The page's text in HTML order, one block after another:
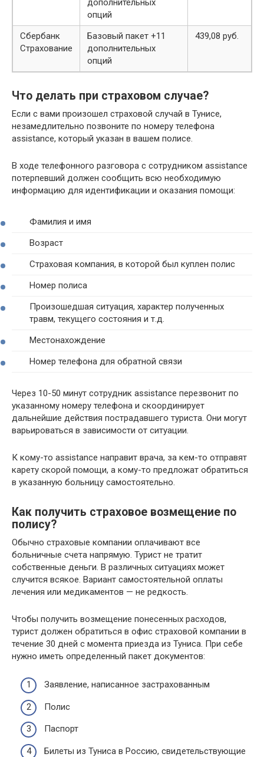
дополнительных
опций
Сбербанк
Страхование
Базовый пакет +11
дополнительных
опций
439,08 руб.
Что делать при страховом случае?
Если с вами произошел страховой случай в Тунисе,
незамедлительно позвоните по номеру телефона
assistance, который указан в вашем полисе.
В ходе телефонного разговора с сотрудником assistance
потерпевший должен сообщить всю необходимую
информацию для идентификации и оказания помощи:
Фамилия и имя
Возраст
Страховая компания, в которой был куплен полис
Номер полиса
Произошедшая ситуация, характер полученных
травм, текущего состояния и т.д.
Местонахождение
Номер телефона для обратной связи
Через 10-50 минут сотрудник assistance перезвонит по
указанному номеру телефона и скоординирует
дальнейшие действия пострадавшего туриста. Они могут
варьироваться в зависимости от ситуации.
К кому-то assistance направит врача, за кем-то отправят
карету скорой помощи, а кому-то предложат обратиться
в указанную больницу самостоятельно.
Как получить страховое возмещение по
полису?
Обычно страховые компании оплачивают все
больничные счета напрямую. Турист не тратит
собственные деньги. В различных ситуациях может
случится всякое. Вариант самостоятельной оплаты
лечения или медикаментов — не редкость.
Чтобы получить возмещение понесенных расходов,
турист должен обратиться в офис страховой компании в
течение 30 дней с момента приезда из Туниса. При себе
нужно иметь определенный пакет документов:
Заявление, написанное застрахованным
Полис
Паспорт
Билеты из Туниса в Россию, свидетельствующие